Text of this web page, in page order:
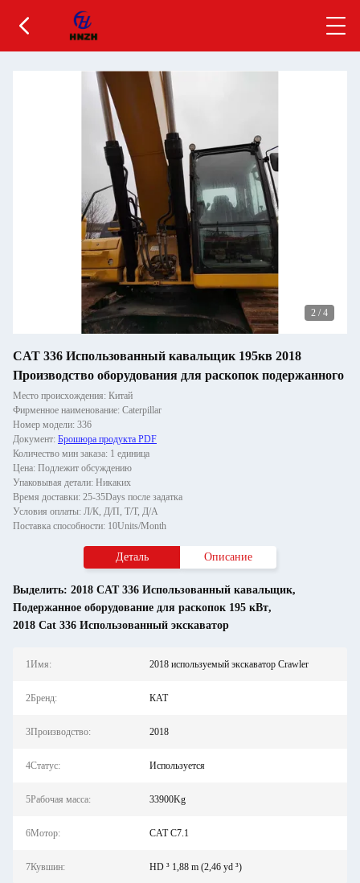
2 / 4
CAT 336 Использованный кавальщик 195кв 2018
Производство оборудования для раскопок подержанного
Место происхождения: Китай
Фирменное наименование: Caterpillar
Номер модели: 336
Документ: Брошюра продукта PDF
Количество мин заказа: 1 единица
Цена: Подлежит обсуждению
Упаковывая детали: Никаких
Время доставки: 25-35Days после задатка
Условия оплаты: Л/К, Д/П, Т/Т, Д/А
Поставка способности: 10Units/Month
Деталь Описание
Выделить: 2018 CAT 336 Использованный кавальщик,
Подержанное оборудование для раскопок 195 кВт,
2018 Cat 336 Использованный экскаватор
1Имя: 2018 используемый экскаватор Crawler
2Бренд: КАТ
3Производство: 2018
4Статус: Используется
5Рабочая масса: 33900Kg
6Мотор: CAT C7.1
7Кувшин: HD ³ 1,88 m (2,46 yd ³)